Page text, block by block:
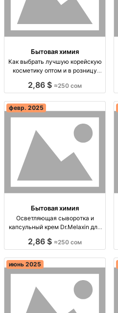
Бытовая химия
Как выбрать лучшую корейскую
косметику оптом и в розницу
быстрая доставка по
консультации и подбор.
2,86 $ ≈250 сом
февр. 2025
Бытовая химия
Осветляющая сыворотка и
капсульный крем Dr.Melaxin для
корейская косметика Сыворотка
пигментацией, омолаживает,
оптовая продажа корейской
2,86 $ ≈250 сом
июнь 2025